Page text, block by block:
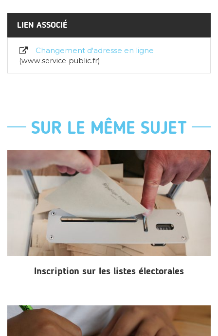
LIEN ASSOCIÉ
Changement d'adresse en ligne
www.service-public.fr
SUR LE MÊME SUJET
Inscription sur les listes électorales